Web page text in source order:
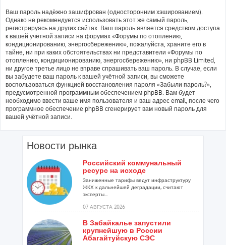
Ваш пароль надёжно зашифрован (односторонним хэшированием).
Однако не рекомендуется использовать этот же самый пароль,
регистрируясь на других сайтах. Ваш пароль является средством доступа
к вашей учётной записи на форумах «Форумы по отоплению,
кондиционированию, энергосбережению», пожалуйста, храните его в
тайне, ни при каких обстоятельствах ни представители «Форумы по
отоплению, кондиционированию, энергосбережению», ни phpBB Limited,
ни другое третье лицо не вправе спрашивать ваш пароль. В случае, если
вы забудете ваш пароль к вашей учётной записи, вы сможете
воспользоваться функцией восстановления пароля «Забыли пароль?»,
предусмотренной программным обеспечением phpBB. Вам будет
необходимо ввести ваше имя пользователя и ваш адрес email, после чего
программное обеспечение phpBB сгенерирует вам новый пароль для
вашей учётной записи.
Новости рынка
Российский коммунальный
ресурс на исходе
Заниженные тарифы ведут инфраструктуру
ЖКХ к дальнейшей деградации, считают
эксперты...
07 АВГУСТА 2026
В Забайкалье запустили
крупнейшую в России
Абагайтуйскую СЭС